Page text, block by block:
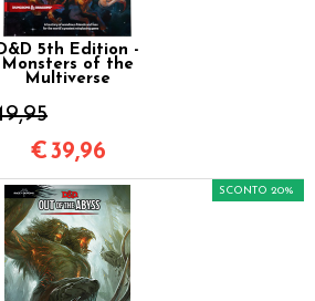
D&D 5th Edition -
Monsters of the
Multiverse
€39,96
SCONTO 20%